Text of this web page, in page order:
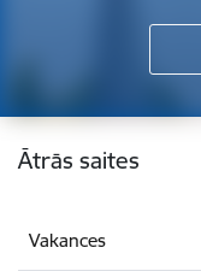
Kājene
Ātrās saites
Vakances